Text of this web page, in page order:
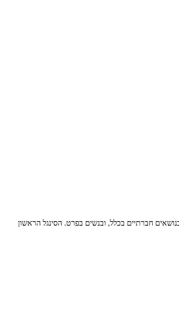
שלי מתעסקת בנושאים חברתיים בכלל, ובנשים בפרט. הסינגל הראשון